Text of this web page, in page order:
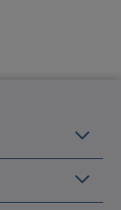
Om